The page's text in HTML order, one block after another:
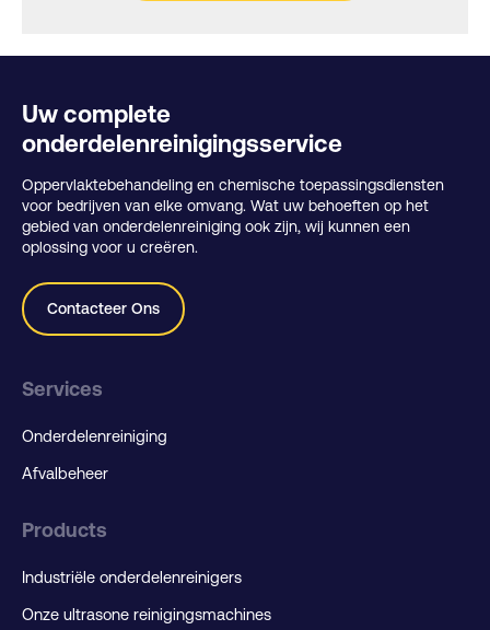
Uw complete
onderdelenreinigingsservice
Oppervlaktebehandeling en chemische toepassingsdiensten
voor bedrijven van elke omvang. Wat uw behoeften op het
gebied van onderdelenreiniging ook zijn, wij kunnen een
oplossing voor u creëren.
Contacteer Ons
Services
Onderdelenreiniging
Afvalbeheer
Products
Industriële onderdelenreinigers
Onze ultrasone reinigingsmachines